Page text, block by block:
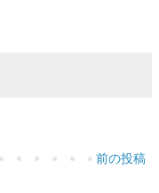
前の投稿